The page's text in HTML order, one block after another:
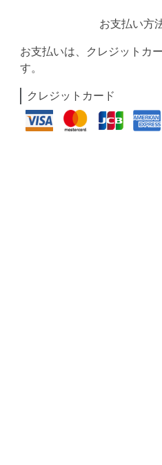
お支払い方
お支払いは、クレジットカ
す。
クレジットカード